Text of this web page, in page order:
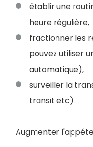
établir une
heure régulière,
fractionner les
pouvez utiliser
automatique),
surveiller la
transit etc).
Augmenter